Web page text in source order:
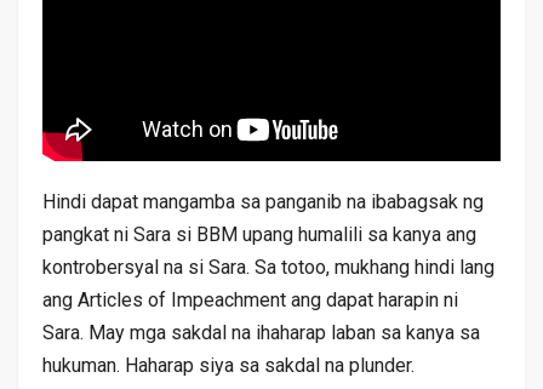
Hindi dapat mangamba sa panganib na ibabagsak ng
pangkat ni Sara si BBM upang humalili sa kanya ang
kontrobersyal na si Sara. Sa totoo, mukhang hindi lang
ang Articles of Impeachment ang dapat harapin ni
Sara. May mga sakdal na ihaharap laban sa kanya sa
hukuman. Haharap siya sa sakdal na plunder.